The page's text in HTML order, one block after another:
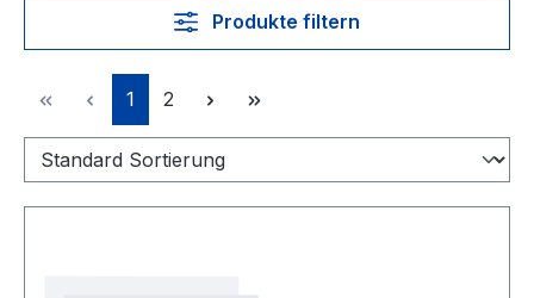
Produkte filtern
Seite
1 Seite
2